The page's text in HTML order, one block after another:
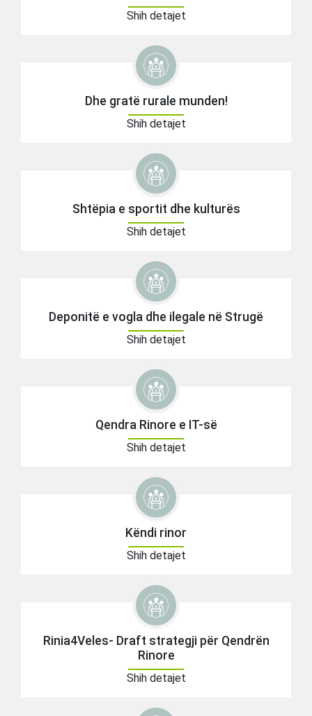
Shih detajet
Dhe gratë rurale munden!
Shih detajet
Shtëpia e sportit dhe kulturës
Shih detajet
Deponitë e vogla dhe ilegale në Strugë
Shih detajet
Qendra Rinore e IT-së
Shih detajet
Këndi rinor
Shih detajet
Rinia4Veles- Draft strategji për Qendrën
Rinore
Shih detajet